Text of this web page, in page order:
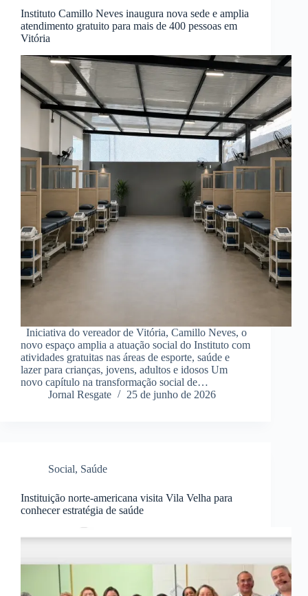
Instituto Camillo Neves inaugura nova sede e amplia
atendimento gratuito para mais de 400 pessoas em
Vitória
Iniciativa do vereador de Vitória, Camillo Neves, o
novo espaço amplia a atuação social do Instituto com
atividades gratuitas nas áreas de esporte, saúde e
lazer para crianças, jovens, adultos e idosos Um
novo capítulo na transformação social de…
Jornal Resgate
25 de junho de 2026
Social, Saúde
Instituição norte-americana visita Vila Velha para
conhecer estratégia de saúde